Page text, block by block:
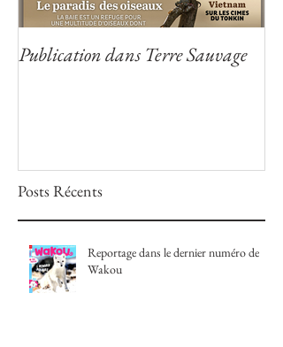
Publication dans Terre Sauvage
Posts Récents
Reportage dans le dernier numéro de
Wakou